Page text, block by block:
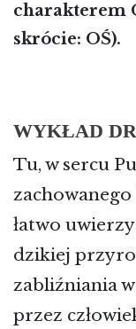
charakterem
skrócie: OŚ).
WYKŁAD
Tu, w sercu
łatwo
dzikiej
zabliźniania
przez